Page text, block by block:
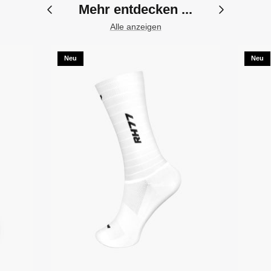
Mehr entdecken ...
Alle anzeigen
Neu Neu